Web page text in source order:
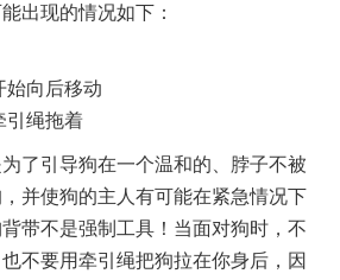
出现的情况如下：
始向后移动
引绳拖着
了引导狗在一个温和的、脖子不被
并使狗的主人有可能在紧急情况下
带不是强制工具！当面对狗时，不
不要用牵引绳把狗拉在你身后，因